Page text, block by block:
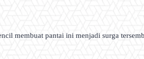
membuat pantai ini menjadi surga